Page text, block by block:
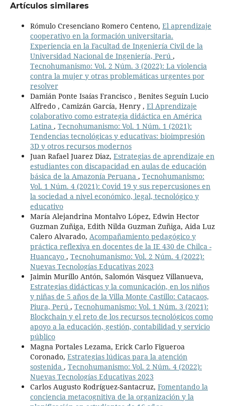
Artículos similares
Rómulo Cresenciano Romero Centeno, El aprendizaje
cooperativo en la formación universitaria.
Experiencia en la Facultad de Ingeniería Civil de la
Universidad Nacional de Ingeniería, Perú ,
Tecnohumanismo: Vol. 2 Núm. 3 (2022): La violencia
contra la mujer y otras problemáticas urgentes por
resolver
Damián Ponte Isaías Francisco , Benites Seguín Lucio
Alfredo , Camizán García, Henry , El Aprendizaje
colaborativo como estrategia didáctica en América
Latina , Tecnohumanismo: Vol. 1 Núm. 1 (2021):
Tendencias tecnológicas y educativas: bioimpresión
3D y otros recursos modernos
Juan Rafael Juarez Diaz, Estrategias de aprendizaje en
estudiantes con discapacidad en aulas de educación
básica de la Amazonía Peruana , Tecnohumanismo:
Vol. 1 Núm. 4 (2021): Covid 19 y sus repercusiones en
la sociedad a nivel económico, legal, tecnológico y
educativo
María Alejandrina Montalvo López, Edwin Hector
Guzman Zuñiga, Edith Nilda Guzman Zuñiga, Aida Luz
Calero Alvarado, Acompañamiento pedagógico y
práctica reflexiva en docentes de la IE 430 de Chilca -
Huancayo , Tecnohumanismo: Vol. 2 Núm. 4 (2022):
Nuevas Tecnologías Educativas 2023
Jaimin Murillo Antón, Salomón Vásquez Villanueva,
Estrategias didácticas y la comunicación, en los niños
y niñas de 5 años de la Villa Monte Castillo: Catacaos,
Piura, Perú , Tecnohumanismo: Vol. 1 Núm. 3 (2021):
Blockchain y el reto de los recursos tecnológicos como
apoyo a la educación, gestión, contabilidad y servicio
público
Magna Portales Lezama, Erick Carlo Figueroa
Coronado, Estrategias lúdicas para la atención
sostenida , Tecnohumanismo: Vol. 2 Núm. 4 (2022):
Nuevas Tecnologías Educativas 2023
Carlos Augusto Rodríguez-Santacruz, Fomentando la
conciencia metacognitiva de la organización y la